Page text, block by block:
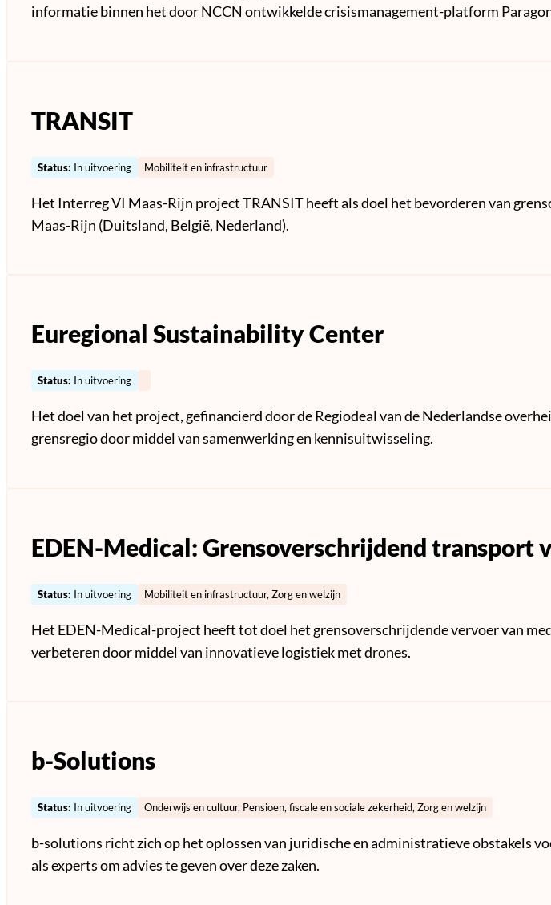
informatie binnen het door NCCN ontwikkelde crisismanagement-platform
TRANSIT
Status: In uitvoering Mobiliteit en infrastructuur
Het Interreg VI Maas-Rijn project TRANSIT heeft als doel het bevorderen van
Maas-Rijn (Duitsland, België, Nederland).
Euregional Sustainability Center
Status: In uitvoering
Het doel van het project, gefinancierd door de Regiodeal van de Nederlandse
grensregio door middel van samenwerking en kennisuitwisseling.
EDEN-Medical: Grensoverschrijdend transport
Status: In uitvoering Mobiliteit en infrastructuur, Zorg en welzijn
Het EDEN-Medical-project heeft tot doel het grensoverschrijdende vervoer van
verbeteren door middel van innovatieve logistiek met drones.
b-Solutions
Status: In uitvoering Onderwijs en cultuur, Pensioen, fiscale en sociale zekerheid, Zorg en welzijn
b-solutions richt zich op het oplossen van juridische en administratieve obstakels
als experts om advies te geven over deze zaken.